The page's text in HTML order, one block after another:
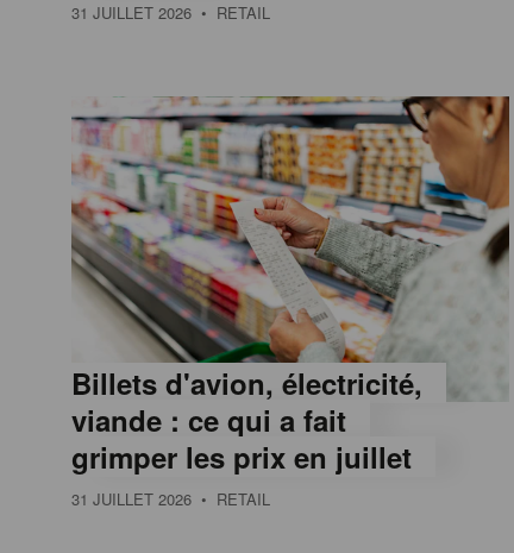
31 JUILLET 2026 • RETAIL
Billets d'avion, électricité,
viande : ce qui a fait
grimper les prix en juillet
31 JUILLET 2026 • RETAIL